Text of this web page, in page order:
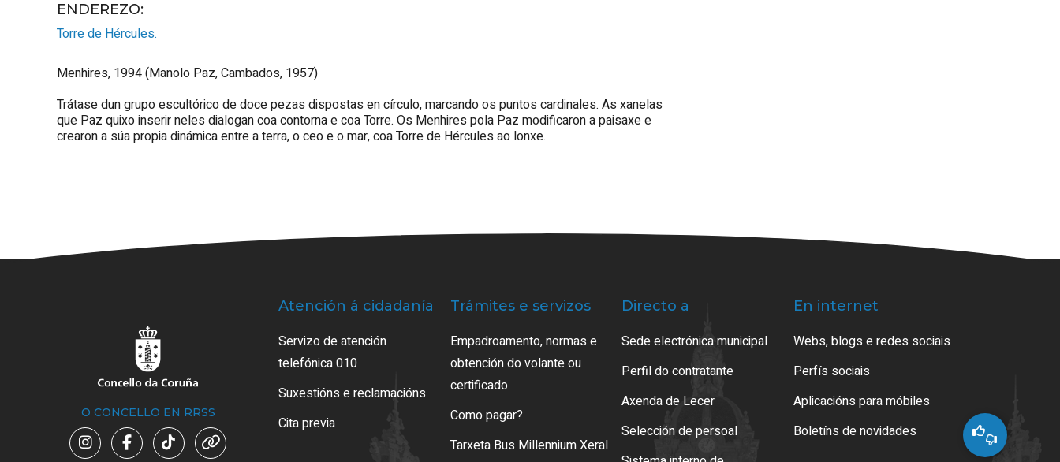
ENDEREZO:
Torre de Hércules.
Menhires, 1994 (Manolo Paz, Cambados, 1957)
Trátase dun grupo escultórico de doce pezas dispostas en círculo, marcando os puntos cardinales. As xanelas
que Paz quixo inserir neles dialogan coa contorna e coa Torre. Os Menhires pola Paz modificaron a paisaxe e
crearon a súa propia dinámica entre a terra, o ceo e o mar, coa Torre de Hércules ao lonxe.
O CONCELLO EN RRSS
Atención á cidadanía
Servizo de atención
telefónica 010
Suxestións e reclamacións
Cita previa
Trámites e servizos
Empadroamento, normas e
obtención do volante ou
certificado
Como pagar?
Tarxeta Bus Millennium Xeral
Directo a
Sede electrónica municipal
Perfil do contratante
Axenda de Lecer
Selección de persoal
En internet
Webs, blogs e redes sociais
Perfís sociais
Aplicacións para móbiles
Boletíns de novidades